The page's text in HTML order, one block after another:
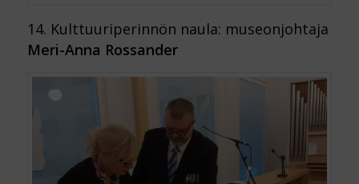
14. Kulttuuriperinnön naula: museonjohtaja
Meri-Anna Rossander